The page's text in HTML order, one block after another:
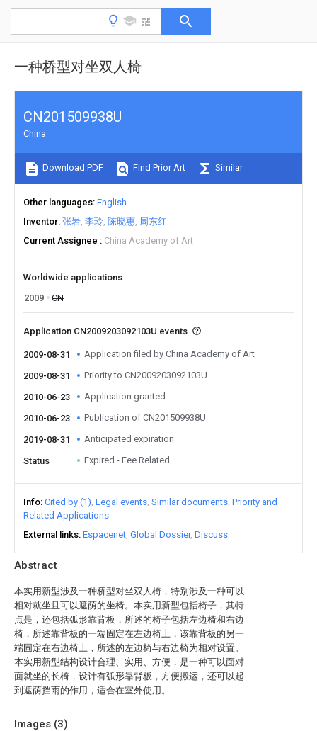
一种桥型对坐双人椅
Abstract
本实用新型涉及一种桥型对坐双人椅，特别涉及一种可以
相对就坐且可以遮荫的坐椅。本实用新型包括椅子，其特
点是，还包括弧形靠背板，所述的椅子包括左边椅和右边
椅，所述靠背板的一端固定在左边椅上，该靠背板的另一
端固定在右边椅上，所述的左边椅与右边椅为相对设置。
本实用新型结构设计合理、实用、方便，是一种可以面对
面就坐的长椅，设计有弧形靠背板，方便搬运，还可以起
到遮荫挡雨的作用，适合在室外使用。
Images (3)
CN201509938U
China
Download PDF Find Prior Art Similar
Other languages English
Inventor 张岩 李玲 陈晓惠 周东红
Current Assignee
China Academy of Art
Worldwide applications
2009
CN
Application CN2009203092103U events
2009-08-31 Application filed by China Academy of Art
2009-08-31 Priority to CN2009203092103U
2010-06-23 Application granted
2010-06-23 Publication of CN201509938U
2019-08-31 Anticipated expiration
Status Expired - Fee Related
Info Cited by (1) Legal events Similar documents Priority and
Related Applications
External links Espacenet Global Dossier Discuss